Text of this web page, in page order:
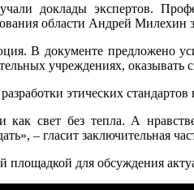
доклады экспертов.
области Андрей Милехин
В документе предложено
учреждениях, оказывать
этических
как свет без тепла. А
– гласит заключительная
площадкой для обсуждения